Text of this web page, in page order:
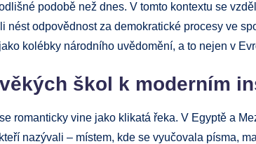
podobě než dnes. V tomto kontextu se
nést odpovědnost za demokratické procesy ve
kolébky národního uvědomění, a to nejen v
škol k moderním
romanticky vine jako klikatá řeka. V Egyptě a
nazývali – místem, kde se vyučovala písma,